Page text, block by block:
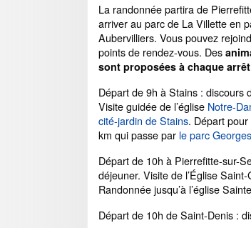
La randonnée partira de
arriver au parc de La Villette en
Aubervilliers. Vous pouvez
points de rendez-vous. Des
sont proposées à chaque arrêt
Départ de 9h à Stains : discours
Visite guidée de l’église Notre-
cité-jardin de Stains. Départ
km qui passe par le parc
Départ de 10h à Pierrefitte-sur-
déjeuner. Visite de l’Église
Randonnée jusqu’à l’église
Départ de 10h de Saint-Denis :